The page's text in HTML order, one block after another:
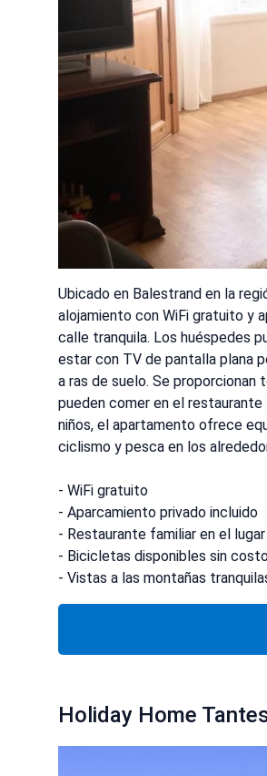
Ubicado en Balestrand en la
alojamiento con WiFi gratuito y
calle tranquila. Los huéspedes
estar con TV de pantalla plana
a ras de suelo. Se proporcionan
pueden comer en el
niños, el apartamento ofrece
ciclismo y pesca en los
- WiFi gratuito
- Aparcamiento privado incluido
- Restaurante familiar en el lugar
- Bicicletas disponibles sin
- Vistas a las montañas
Holiday Home